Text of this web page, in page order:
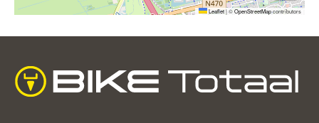
Leaflet|©OpenStreetMapcontributors